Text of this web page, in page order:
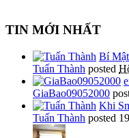
TIN MỚI NHẤT
Bí
Tuấn Thành posted
GiaBao09052000
Khi
Tuấn Thành posted